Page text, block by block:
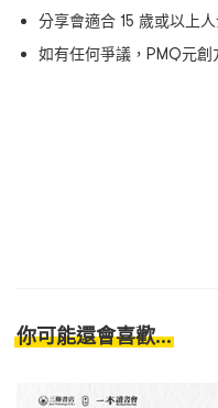
分享會適合 15 歲或以上人
如有任何爭議，PMQ元創
你可能還會喜歡...